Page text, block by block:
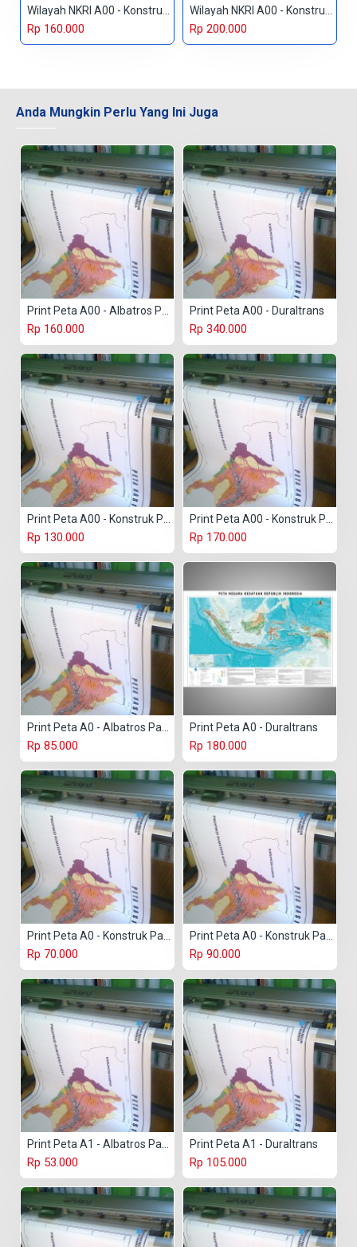
Rp 160.000 Rp 200.000
Anda Mungkin Perlu Yang Ini Juga
Rp 160.000
Print Peta A00 - Duraltrans
Rp 340.000
Rp 130.000 Rp 170.000
Rp 85.000
Print Peta A0 - Duraltrans
Rp 180.000
Rp 70.000 Rp 90.000
Rp 53.000
Print Peta A1 - Duraltrans
Rp 105.000